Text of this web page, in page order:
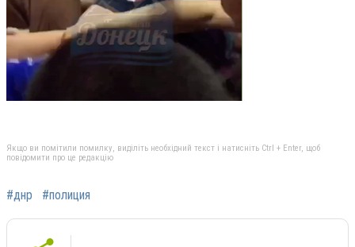
Якщо ви помітили помилку, виділіть необхідний текст і натисніть Ctrl + Enter, щоб
повідомити про це редакцію
#днр #полиция